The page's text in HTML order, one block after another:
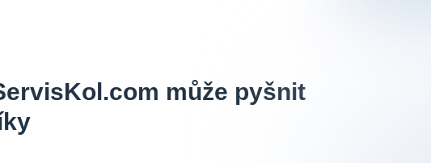
může pyšnit